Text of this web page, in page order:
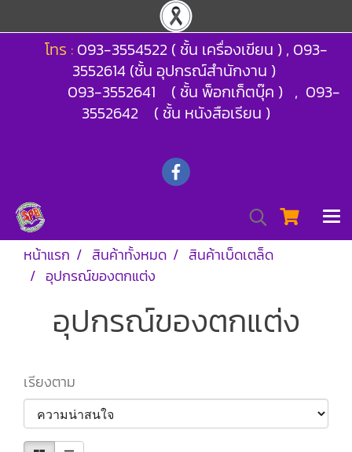
โทร : 093-3554522 ( ชั้น เครื่องเขียน ) , 093-
3552614 (ชั้น อุปกรณ์สำนักงาน )
093-3552641 ( ชั้น พ็อกเก็ตบุ๊ค ) , 093-
3552642 ( ชั้น หนังสือเรียน )
หน้าแรก สินค้าทั้งหมด
สินค้าเบ็ดเตล็ด
อุปกรณ์ของตกแต่ง
อุปกรณ์ของตกแต่ง
เรียงตาม